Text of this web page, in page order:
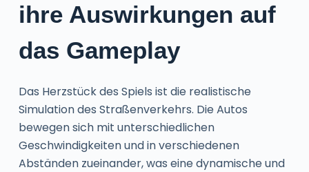
ihre Auswirkungen auf
das Gameplay
Das Herzstück des Spiels ist die realistische
Simulation des Straßenverkehrs. Die Autos
bewegen sich mit unterschiedlichen
Geschwindigkeiten und in verschiedenen
Abständen zueinander, was eine dynamische und